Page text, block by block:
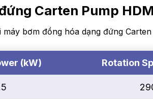
Carten Pump
bơm đồng hóa dạng đứng
(kW) Rotation